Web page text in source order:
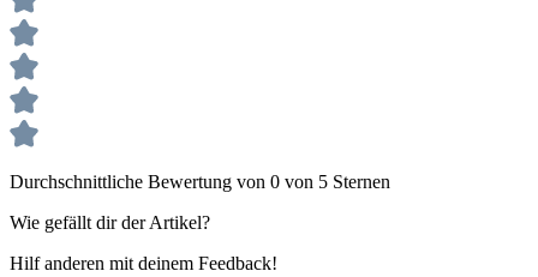
Durchschnittliche Bewertung von 0 von 5 Sternen
Wie gefällt dir der Artikel?
Hilf anderen mit deinem Feedback!